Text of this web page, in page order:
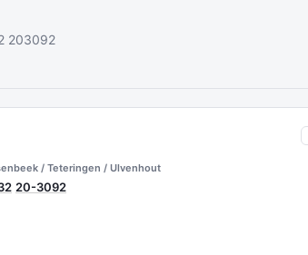
203092
/ Teteringen / Ulvenhout
20-3092